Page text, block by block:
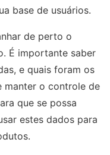
base de usuários.
de perto o
É importante saber
e quais foram os
manter o controle de
que se possa
estes dados para